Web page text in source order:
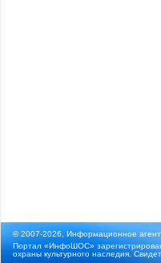
© 2007-2026, Информационное
Портал «ИнфоШОС»
охраны культурного наследия.